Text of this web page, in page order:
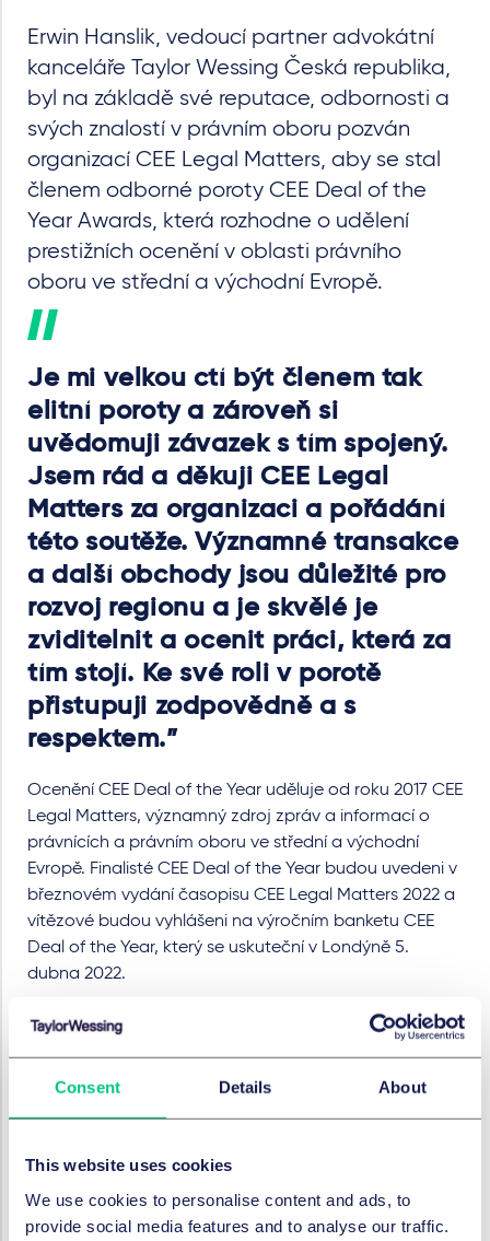
Consent Details About
This website uses cookies
We use cookies to personalise content and ads, to
provide social media features and to analyse our traffic.
Erwin Hanslik, vedoucí partner advokátní
kanceláře Taylor Wessing Česká republika,
byl na základě své reputace, odbornosti a
svých znalostí v právním oboru pozván
organizací CEE Legal Matters, aby se stal
členem odborné poroty CEE Deal of the
Year Awards, která rozhodne o udělení
prestižních ocenění v oblasti právního
oboru ve střední a východní Evropě.
Je mi velkou ctí být členem tak
elitní poroty a zároveň si
uvědomuji závazek s tím spojený.
Jsem rád a děkuji CEE Legal
Matters za organizaci a pořádání
této soutěže. Významné transakce
a další obchody jsou důležité pro
rozvoj regionu a je skvělé je
zviditelnit a ocenit práci, která za
tím stojí. Ke své roli v porotě
přistupuji zodpovědně a s
respektem.”
Ocenění CEE Deal of the Year uděluje od roku 2017 CEE
Legal Matters, významný zdroj zpráv a informací o
právnících a právním oboru ve střední a východní
Evropě. Finalisté CEE Deal of the Year budou uvedeni v
březnovém vydání časopisu CEE Legal Matters 2022 a
vítězové budou vyhlášeni na výročním banketu CEE
Deal of the Year, který se uskuteční v Londýně 5.
dubna 2022.
Erwin Hanslik je vedoucím partnerem mezinárodní
advokátní kanceláře Taylor Wessing Česká republika
od roku 2000. Od roku 2007 je partnerem Taylor
Wessing CEE. Jako vedoucí celého týmu Real Estate &
Construction CEE vede právníky v rámci sítě v
Polsku a na Ukrajině. Erwin poskytuje poradenství
tuzemským i mezinárodním klientům zejména v
transakcích s nemovitostmi. Je také viceprezidentem